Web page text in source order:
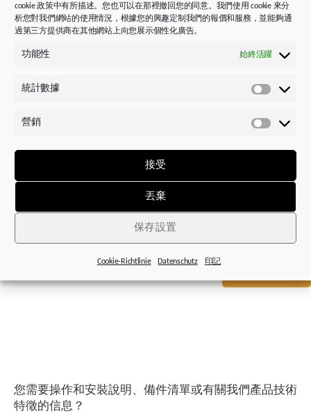
cookie 政策中有所描述。您也可以在那裡撤回您的同意。我們使用 cookie 來分
析您對我們網站的使用情況，根據您的興趣定制我們的報價和服務，並能夠通
過第三方提供商在其他網站上向您展示個性化廣告。
功能性 始終活躍
統計數據
數
營銷
接受
丟棄
保存設置
Cookie-Richtlinie Datenschutz 印記
「我們對目前所取得的成績十分滿意。 未來，我們將
在 STOBER 的專業支援下，繼續乘風破浪、勇往直前。
大效益。 尤其是在通常需要特殊解決方案的特殊機器
– Johannes Stocker 電氣設計師，e & v Systeme GmbH
STOBER 產品 ID.
您需要操作和安裝說明、備件清單或有關我們產品技術
特徵的信息？